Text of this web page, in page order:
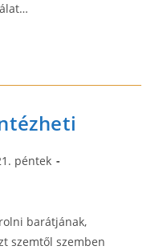
péntek
barátjának,
szemtől szemben